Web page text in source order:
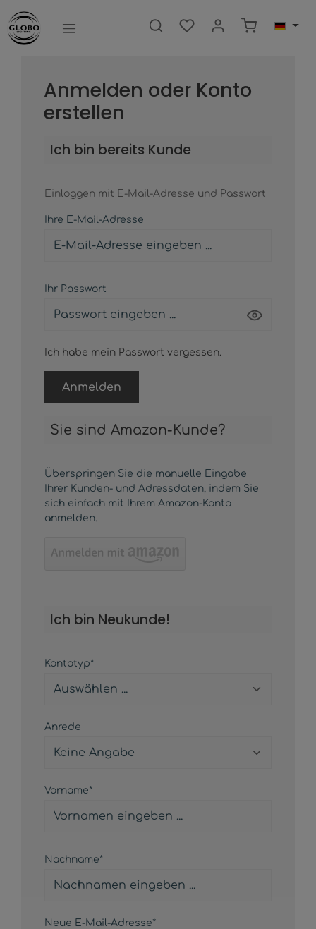
springen Warenkorb
Anmelden oder Konto
erstellen
Ich bin bereits Kunde
Einloggen mit E-Mail-Adresse und Passwort
Ihre E-Mail-Adresse
Ihr Passwort
Ich habe mein Passwort vergessen.
Anmelden
Sie sind Amazon-Kunde?
Überspringen Sie die manuelle Eingabe
Ihrer Kunden- und Adressdaten, indem Sie
sich einfach mit Ihrem Amazon-Konto
anmelden.
Ich bin Neukunde!
Persönliche Informationen
Kontotyp*
Anrede
Vorname*
Nachname*
Neue E-Mail-Adresse*